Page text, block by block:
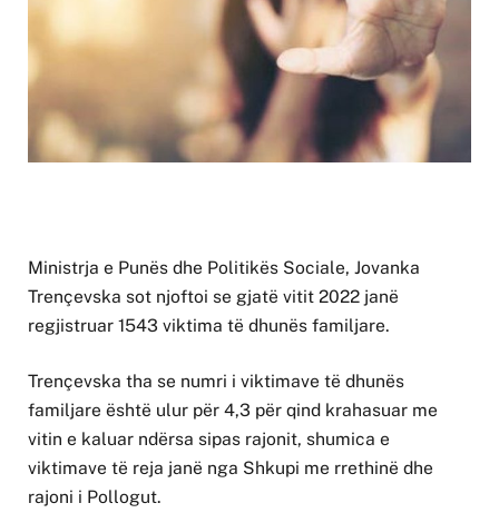
Ministrja e Punës dhe Politikës Sociale, Jovanka
Trençevska sot njoftoi se gjatë vitit 2022 janë
regjistruar 1543 viktima të dhunës familjare.
Trençevska tha se numri i viktimave të dhunës
familjare është ulur për 4,3 për qind krahasuar me
vitin e kaluar ndërsa sipas rajonit, shumica e
viktimave të reja janë nga Shkupi me rrethinë dhe
rajoni i Pollogut.